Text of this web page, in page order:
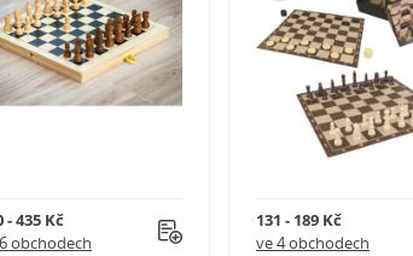
jednoho políčka je 5,5 × 5,5 cm.
plastu, jsou vyvážené a mají plstěné
- 435 Kč
obchodech
131 - 189 Kč
ve 4 obchodech